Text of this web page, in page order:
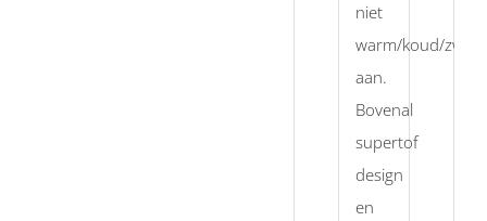
niet
warm/koud/
aan.
Bovenal
supertof
design
en